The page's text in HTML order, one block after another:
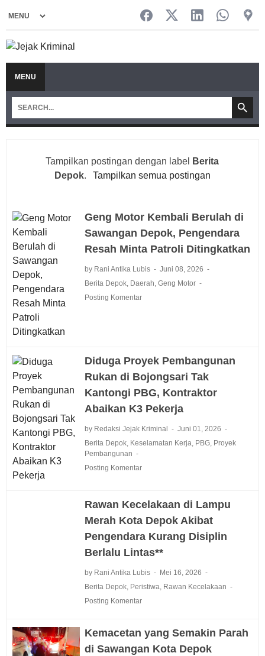
MENU
Tampilkan postingan dengan label
Berita
Depok. Tampilkan semua postingan
Geng Motor Kembali Berulah di
Sawangan Depok, Pengendara
Resah Minta Patroli Ditingkatkan
by Rani Antika Lubis
Juni 08, 2026
Berita Depok, Daerah Geng Motor
Posting Komentar
Diduga Proyek Pembangunan
Rukan di Bojongsari Tak
Kantongi PBG, Kontraktor
Abaikan K3 Pekerja
by Redaksi Jejak Kriminal
Juni 01, 2026
Berita Depok, Keselamatan Kerja PBG, Proyek
Pembangunan
Posting Komentar
Rawan Kecelakaan di Lampu
Merah Kota Depok Akibat
Pengendara Kurang Disiplin
Berlalu Lintas**
by Rani Antika Lubis
Mei 16, 2026
Berita Depok, Peristiwa Rawan Kecelakaan
Posting Komentar
Kemacetan yang Semakin Parah
di Sawangan Kota Depok